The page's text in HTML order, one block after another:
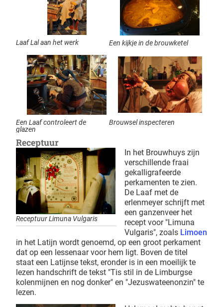
Laaf Lal aan het werk Een kijkje in de brouwketel
Een Laaf controleert de
glazen
Brouwsel inspecteren
Receptuur
Receptuur Limuna Vulgaris
In het Brouwhuys zijn
verschillende fraai
gekalligrafeerde
perkamenten te zien.
De Laaf met de
erlenmeyer schrijft met
een ganzenveer het
recept voor "Limuna
Vulgaris", zoals Limoen
in het Latijn wordt genoemd, op een groot perkament
dat op een lessenaar voor hem ligt. Boven de titel
staat een Latijnse tekst, eronder is in een moeilijk te
lezen handschrift de tekst "Tis stil in de Limburgse
kolenmijnen en nog donker" en "Jezuswateenonzin" te
lezen.